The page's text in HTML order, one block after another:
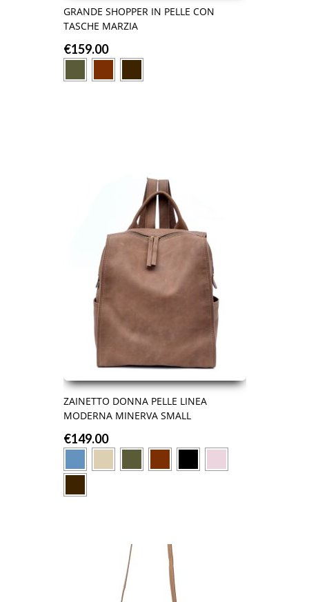
GRANDE SHOPPER IN PELLE CON
TASCHE MARZIA
€159.00
ZAINETTO DONNA PELLE LINEA
MODERNA MINERVA SMALL
€149.00